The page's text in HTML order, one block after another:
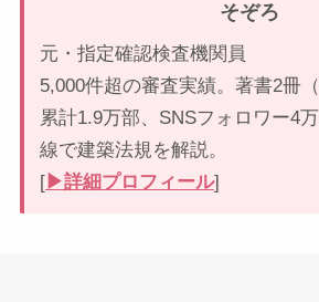
そぞろ
元・指定確認検査機関員
5,000件超の審査実績。著書2冊
累計1.9万部、SNSフォロワー4
線で建築法規を解説。
[▶︎詳細プロフィール]